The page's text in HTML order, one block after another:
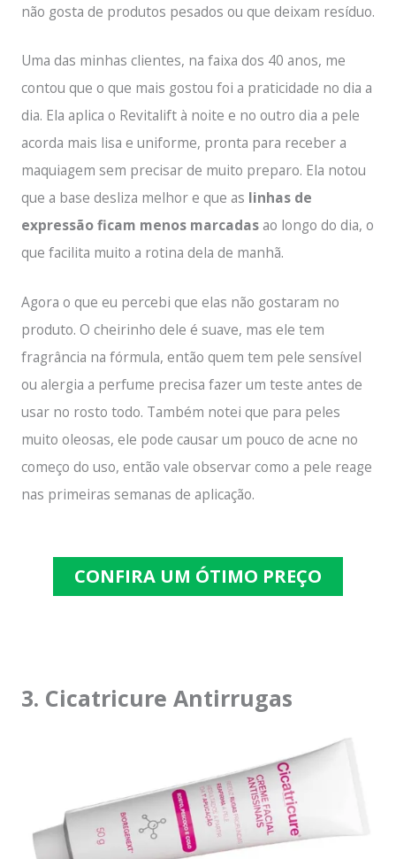
não gosta de produtos pesados ou que deixam resíduo.
Uma das minhas clientes, na faixa dos 40 anos, me
contou que o que mais gostou foi a praticidade no dia a
dia. Ela aplica o Revitalift à noite e no outro dia a pele
acorda mais lisa e uniforme, pronta para receber a
maquiagem sem precisar de muito preparo. Ela notou
que a base desliza melhor e que as linhas de
expressão ficam menos marcadasao longo do dia, o
que facilita muito a rotina dela de manhã.
Agora o que eu percebi que elas não gostaram no
produto. O cheirinho dele é suave, mas ele tem
fragrância na fórmula, então quem tem pele sensível
ou alergia a perfume precisa fazer um teste antes de
usar no rosto todo. Também notei que para peles
muito oleosas, ele pode causar um pouco de acne no
começo do uso, então vale observar como a pele reage
nas primeiras semanas de aplicação.
CONFIRA UM ÓTIMO PREÇO
3. Cicatricure Antirrugas